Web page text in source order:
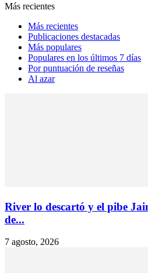
Más recientes
Más recientes
Publicaciones destacadas
Más populares
Populares en los últimos 7 días
Por puntuación de reseñas
Al azar
River lo descartó y el pibe
de...
7 agosto, 2026